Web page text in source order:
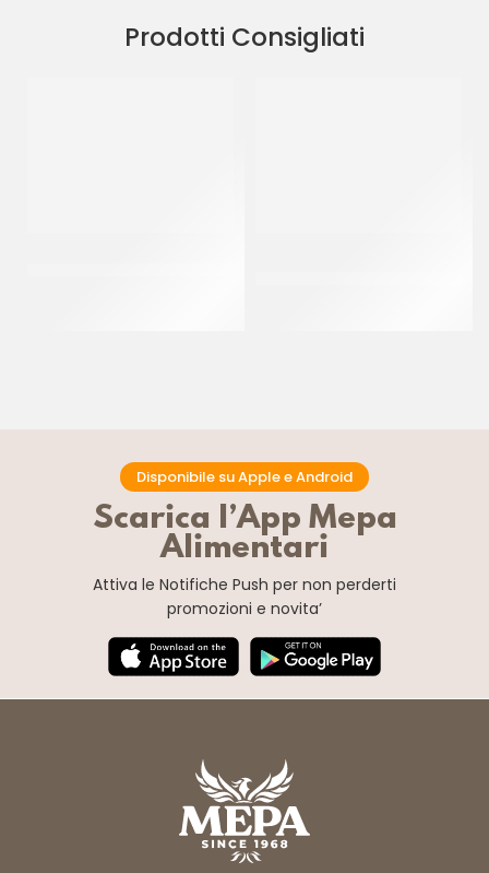
Prodotti Consigliati
Disponibile su Apple e Android
Scarica l’App Mepa
Alimentari
Attiva le Notifiche Push per non perderti
promozioni e novita’